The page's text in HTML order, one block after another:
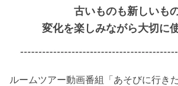
古いものも新しいも
変化を楽しみながら大切に
ルームツアー動画番組「あそびに行き